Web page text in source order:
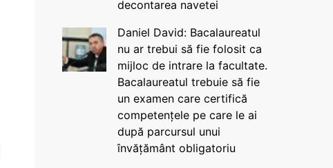
decontarea navetei
Daniel David: Bacalaureatul
nu ar trebui să fie folosit ca
mijloc de intrare la facultate.
Bacalaureatul trebuie să fie
un examen care certifică
competențele pe care le ai
după parcursul unui
învățământ obligatoriu